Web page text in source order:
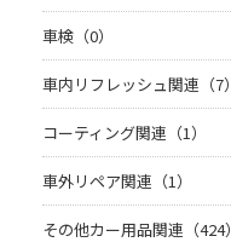
車検（0）
車内リフレッシュ関連（7）
コーティング関連（1）
車外リペア関連（1）
その他カー用品関連（424）